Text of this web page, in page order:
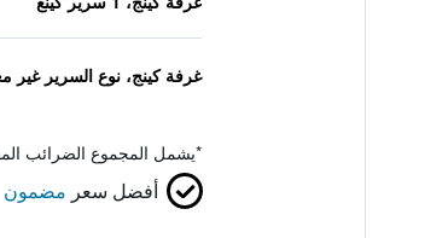
غرفة كينج، نوع السرير غير
*يشمل المجموع الضرائب
أفضل سعر مضمون